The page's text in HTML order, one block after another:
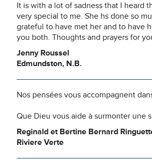
It is with a lot of sadness that I heard
very special to me. She hs done so
grateful to have met her and to have
you both. Thoughts and prayers for
Jenny Roussel
Edmundston, N.B.
Nos pensées vous accompagnent
Que Dieu vous aide à surmonter une
Reginald et Bertine Bernard
Riviere Verte